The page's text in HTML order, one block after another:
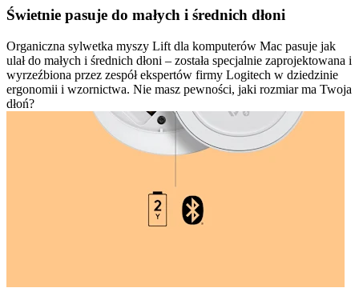
Świetnie pasuje do małych i średnich dłoni
Organiczna sylwetka myszy Lift dla komputerów Mac pasuje jak
ulał do małych i średnich dłoni – została specjalnie zaprojektowana i
wyrzeźbiona przez zespół ekspertów firmy Logitech w dziedzinie
ergonomii i wzornictwa. Nie masz pewności, jaki rozmiar ma Twoja
dłoń?